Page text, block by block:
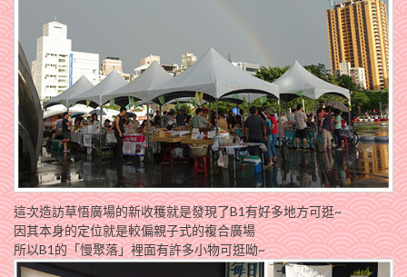
這次造訪草悟廣場的新收穫就是發現了B1有好多地方可逛~
因其本身的定位就是較偏親子式的複合廣場
所以B1的「慢聚落」裡面有許多小物可逛呦~